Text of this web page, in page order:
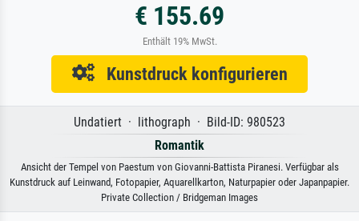
€ 155.69
Enthält 19% MwSt.
Kunstdruck konfigurieren
Undatiert · lithograph · Bild-ID: 980523
Romantik
Ansicht der Tempel von Paestum von Giovanni-Battista Piranesi. Verfügbar als
Kunstdruck auf Leinwand, Fotopapier, Aquarellkarton, Naturpapier oder Japanpapier.
Private Collection / Bridgeman Images